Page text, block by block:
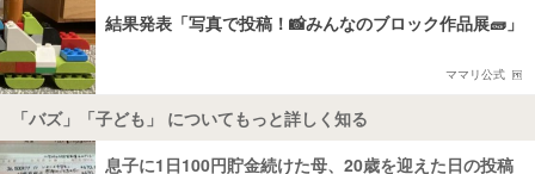
結果発表「写真で投稿！📸みんなのブロック作品展🧱」
ママリ公式
「バズ」「子ども」 についてもっと詳しく知る
息子に1日100円貯金続けた母、20歳を迎えた日の投稿